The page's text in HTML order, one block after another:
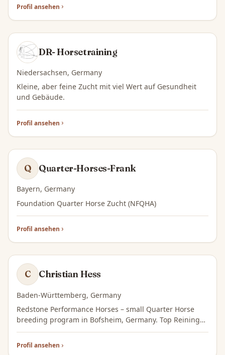
Profil ansehen
DHDR- Horsetraining
Niedersachsen, Germany
Kleine, aber feine Zucht mit viel Wert auf Gesundheit
und Gebäude.
Profil ansehen
Q
Q Quarter-Horses-Frank
Bayern, Germany
Foundation Quarter Horse Zucht (NFQHA)
Profil ansehen
CH
C Christian Hess
Baden-Württemberg, Germany
Redstone Performance Horses – small Quarter Horse
breeding program in Bofsheim, Germany. Top Reining
bloodlines, raised with care. Member of AQHA, DQHA,
NRHA USA & Germany.
Profil ansehen